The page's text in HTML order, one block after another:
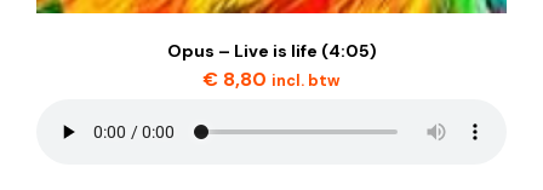
Opus – Live is life (4:05)
€ 8,80 incl. btw